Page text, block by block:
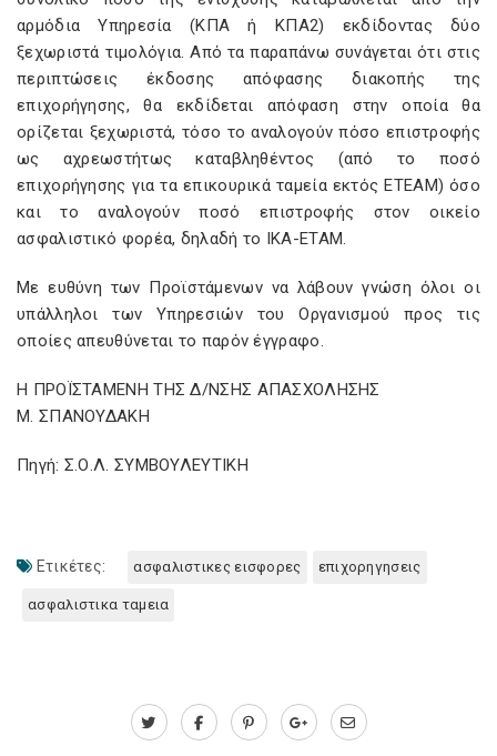
αρμόδια Υπηρεσία (ΚΠΑ ή ΚΠΑ2) εκδίδοντας δύο
ξεχωριστά τιμολόγια. Από τα παραπάνω συνάγεται ότι στις
περιπτώσεις έκδοσης απόφασης διακοπής της
επιχορήγησης, θα εκδίδεται απόφαση στην οποία θα
ορίζεται ξεχωριστά, τόσο το αναλογούν πόσο επιστροφής
ως αχρεωστήτως καταβληθέντος (από το ποσό
επιχορήγησης για τα επικουρικά ταμεία εκτός ΕΤΕΑΜ) όσο
και το αναλογούν ποσό επιστροφής στον οικείο
ασφαλιστικό φορέα, δηλαδή το ΙΚΑ-ΕΤΑΜ.
Με ευθύνη των Προϊστάμενων να λάβουν γνώση όλοι οι
υπάλληλοι των Υπηρεσιών του Οργανισμού προς τις
οποίες απευθύνεται το παρόν έγγραφο.
Η ΠΡΟΪΣΤΑΜΕΝΗ ΤΗΣ Δ/ΝΣΗΣ ΑΠΑΣΧΟΛΗΣΗΣ
Μ. ΣΠΑΝΟΥΔΑΚΗ
Πηγή: Σ.Ο.Λ. ΣΥΜΒΟΥΛΕΥΤΙΚΗ
Ετικέτες: ασφαλιστικες εισφορες επιχορηγησεις
ασφαλιστικα ταμεια